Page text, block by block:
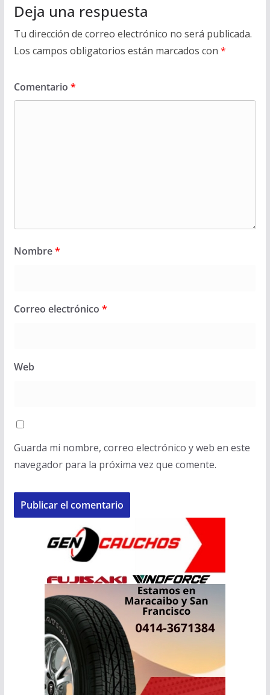
Deja una respuesta
Tu dirección de correo electrónico no será publicada.
Los campos obligatorios están marcados con *
Comentario *
Nombre*
Correo electrónico *
Web
Guarda mi nombre, correo electrónico y web en este
navegador para la próxima vez que comente.